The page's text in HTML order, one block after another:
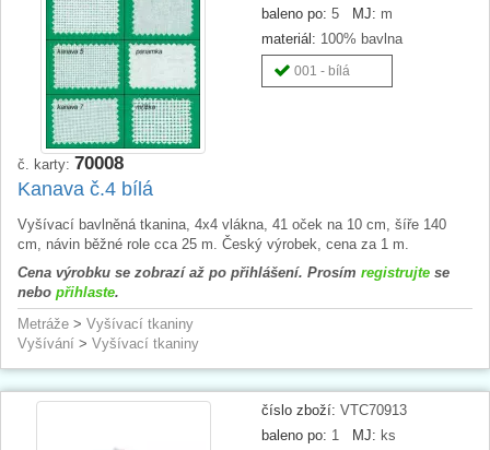
baleno po: 5 MJ: m
materiál: 100% bavlna
001 - bílá
č. karty: 70008
Kanava č.4 bílá
Vyšívací bavlněná tkanina, 4x4 vlákna, 41 oček na 10 cm, šíře 140
cm, návin běžné role cca 25 m. Český výrobek, cena za 1 m.
Cena výrobku se zobrazí až po přihlášení. Prosím registrujte se
nebo přihlaste.
Metráže > Vyšívací tkaniny
Vyšívání > Vyšívací tkaniny
číslo zboží: VTC70913
baleno po: 1 MJ: ks